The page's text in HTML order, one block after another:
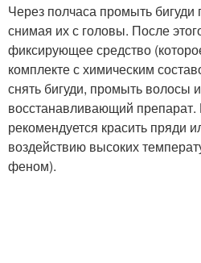
Через полчаса промыть
снимая их с головы. После
фиксирующее средство
комплекте с химическим
снять бигуди, промыть волосы
восстанавливающий
рекомендуется красить пряди
воздействию высоких
феном).